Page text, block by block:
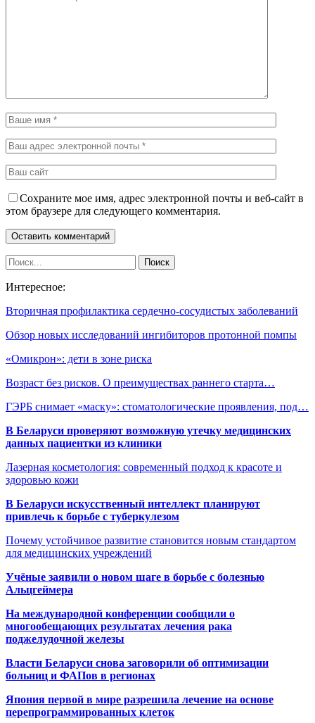
Сохраните мое имя, адрес электронной почты и веб-сайт в
этом браузере для следующего комментария.
Интересное:
Вторичная профилактика сердечно-сосудистых заболеваний
Обзор новых исследований ингибиторов протонной помпы
«Омикрон»: дети в зоне риска
Возраст без рисков. О преимуществах раннего старта…
ГЭРБ снимает «маску»: стоматологические проявления, под…
В Беларуси проверяют возможную утечку медицинских
данных пациентки из клиники
Лазерная косметология: современный подход к красоте и
здоровью кожи
В Беларуси искусственный интеллект планируют
привлечь к борьбе с туберкулезом
Почему устойчивое развитие становится новым стандартом
для медицинских учреждений
Учёные заявили о новом шаге в борьбе с болезнью
Альцгеймера
На международной конференции сообщили о
многообещающих результатах лечения рака
поджелудочной железы
Власти Беларуси снова заговорили об оптимизации
больниц и ФАПов в регионах
Япония первой в мире разрешила лечение на основе
перепрограммированных клеток